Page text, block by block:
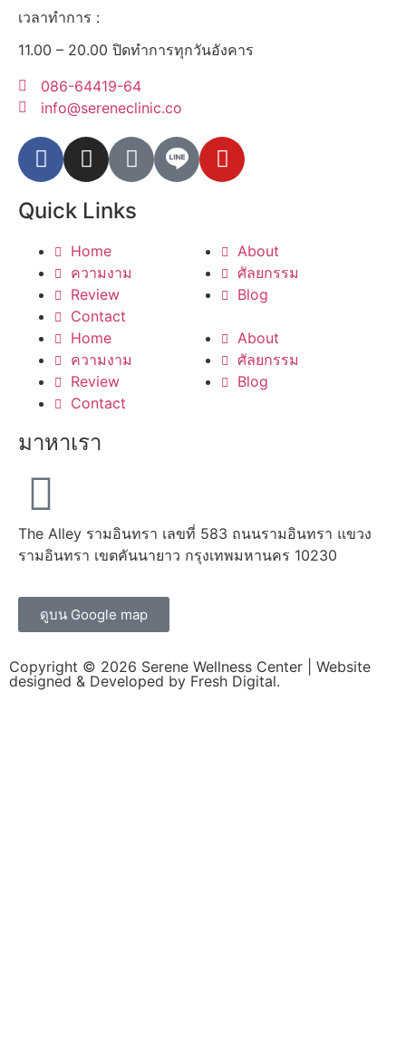
เวลาทำการ :
11.00 – 20.00 ปิดทำการทุกวันอังคาร
086-64419-64
info@sereneclinic.co
Quick Links
Home
About
ความงาม
ศัลยกรรม
Review
Blog
Contact
Home
About
ความงาม
ศัลยกรรม
Review
Blog
Contact
มาหาเรา
The Alley รามอินทรา เลขที่ 583 ถนนรามอินทรา แขวง
รามอินทรา เขตคันนายาว กรุงเทพมหานคร 10230
ดูบน Google map
Copyright © 2026 Serene Wellness Center | Website
designed & Developed by Fresh Digital.